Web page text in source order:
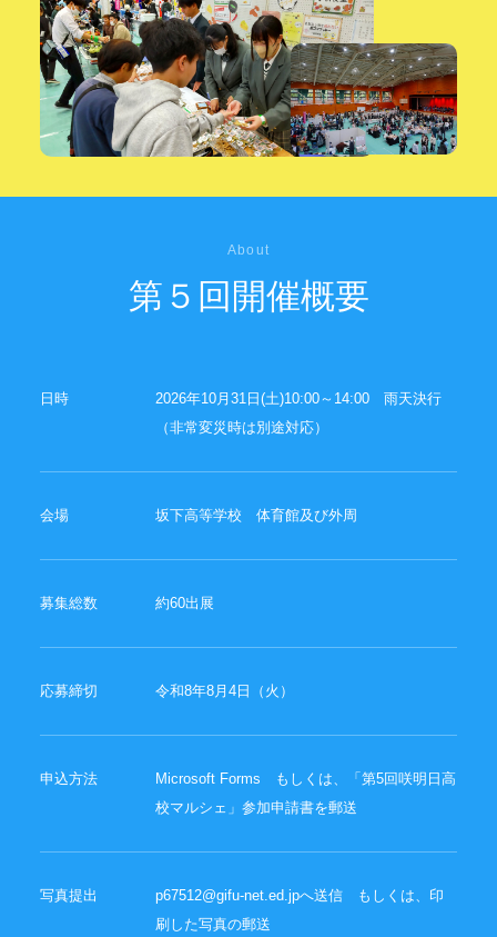
第５回開催概要
About
日時
2026年10月31日(土)10:00～14:00 雨天決行
（非常変災時は別途対応）
会場 坂下高等学校 体育館及び外周
募集総数 約60出展
応募締切 令和8年8月4日（火）
申込方法
Microsoft Forms もしくは、「第5回咲明日高
校マルシェ」参加申請書を郵送
写真提出
p67512@gifu-net.ed.jpへ送信 もしくは、印
刷した写真の郵送